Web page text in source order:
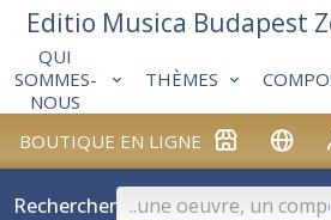
BOUTIQUE EN LIGNE
QUI
SOMMES-
NOUS
THÈMES
Editio Musica Budapest
Rechercher